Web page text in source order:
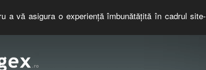
a vă asigura o experienţă îmbunătăţită în cadrul